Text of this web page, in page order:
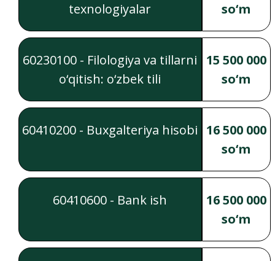
texnologiyalar
so‘m
60230100 - Filologiya va tillarni
o‘qitish: o‘zbek tili
15 500 000
so‘m
60410200 - Buxgalteriya hisobi 16 500 000
so‘m
60410600 - Bank ish
16 500 000
so‘m